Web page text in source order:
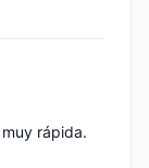
rápida.